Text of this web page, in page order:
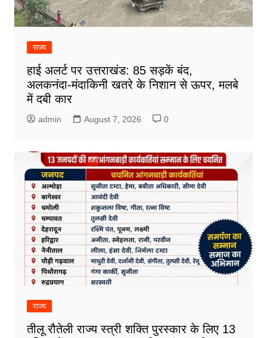
राज्य
हाई अलर्ट पर उत्तराखंड: 85 सड़कें बंद,
अलकनंदा-मंदाकिनी खतरे के निशान से ऊपर, मलबे
में दबी कार
admin August 7, 2026 0
राज्य
तीलू रौतेली राज्य स्त्री शक्ति पुरस्कार के लिए 13